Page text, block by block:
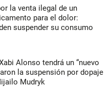
la venta ilegal de un
para el dolor:
suspender su consumo
Alonso tendrá un “nuevo
la suspensión por dopaje
Mudryk